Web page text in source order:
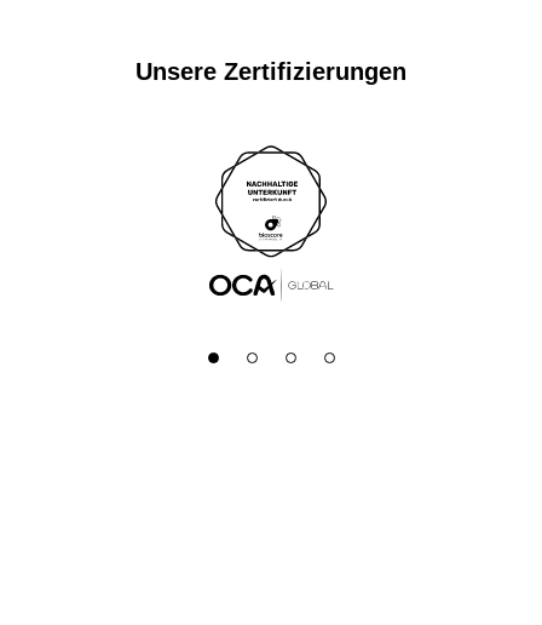
Unsere Zertifizierungen